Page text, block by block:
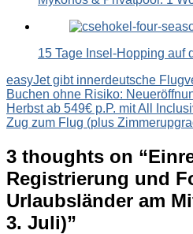
15 Tage Insel-Hopping
Beitragsnavigation
easyJet gibt innerdeutsche
Buchen ohne Risiko:
Herbst ab 549€ p.P. mit All
Zug zum Flug (plus
3 thoughts on “
Registrierung und
Urlaubsländer am
3. Juli)”